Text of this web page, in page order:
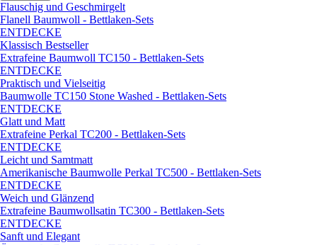
Flauschig und Geschmirgelt
Flanell Baumwoll - Bettlaken-Sets
ENTDECKE
Klassisch Bestseller
Extrafeine Baumwoll TC150 - Bettlaken-Sets
ENTDECKE
Praktisch und Vielseitig
Baumwolle TC150 Stone Washed - Bettlaken-Sets
ENTDECKE
Glatt und Matt
Extrafeine Perkal TC200 - Bettlaken-Sets
ENTDECKE
Leicht und Samtmatt
Amerikanische Baumwolle Perkal TC500 - Bettlaken-Sets
ENTDECKE
Weich und Glänzend
Extrafeine Baumwollsatin TC300 - Bettlaken-Sets
ENTDECKE
Sanft und Elegant